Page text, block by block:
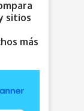
sitios
más